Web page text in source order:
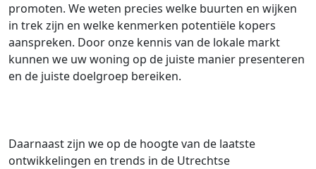
promoten. We weten precies welke buurten en wijken
in trek zijn en welke kenmerken potentiële kopers
aanspreken. Door onze kennis van de lokale markt
kunnen we uw woning op de juiste manier presenteren
en de juiste doelgroep bereiken.
Daarnaast zijn we op de hoogte van de laatste
ontwikkelingen en trends in de Utrechtse